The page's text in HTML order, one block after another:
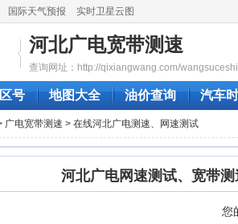
国际天气预报 实时卫星云图
河北广电宽带测速
查询网址：http://qixiangwang.com/
号 地图大全 油价查询 汽车
广电宽带测速 > 在线河北广电测速、网速测试
河北广电网速测试、宽带测
您